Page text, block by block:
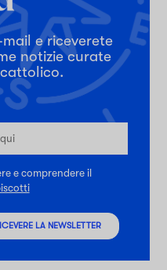
e riceverete
notizie curate
e comprendere il
LA NEWSLETTER